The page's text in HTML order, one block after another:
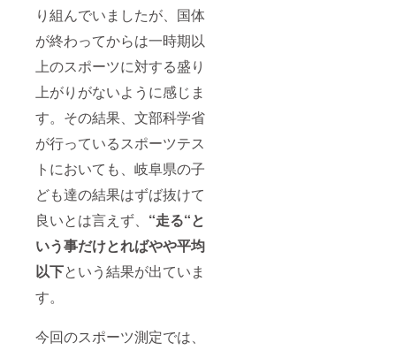
り組んでいましたが、国体
が終わってからは一時期以
上のスポーツに対する盛り
上がりがないように感じま
す。その結果、文部科学省
が行っているスポーツテス
トにおいても、岐阜県の子
ども達の結果はずば抜けて
良いとは言えず、 “走る“と
いう事だけとればやや平均
以下という結果が出ていま
す。
今回のスポーツ測定では、